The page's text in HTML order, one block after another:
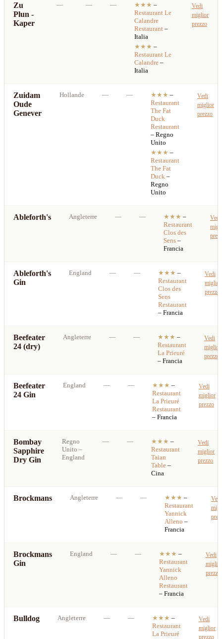
Zu
Plun -
Kaper
— — — ★★★ –
Restaurant Le
Calandre
Restaurant–
Italia
★★★ –
Restaurant Le
Calandre–
Italia
Vedi
miglior
prezzo
Zuidam
Oude
Genever
Hollande — — ★★★ –
Restaurant
The Fat
Duck
Restaurant
– Regno
Unito
★★★ –
Restaurant
The Fat
Duck –
Regno
Unito
Vedi
miglior
prezzo
Ableforth's Angleterre — — ★★★ –
Restaurant
Clos des
Sens –
Francia
Vedi
Ableforth's
Gin
England — — ★★★ –
Restaurant
Clos des
Sens
Restaurant
– Francia
Vedi
miglior
prezzo
Beefeater
24 (dry)
Angleterre — — ★★★ –
Restaurant
La Prieuré
– Francia
Vedi
miglior
prezzo
Beefeater
24 Gin
England — — ★★★ –
Restaurant
La Prieuré
Restaurant
– Francia
Vedi
miglior
prezzo
Bombay
Sapphire
Dry Gin
Regno
Unito –
England
— — ★★★ –
Restaurant
Taian
Table –
Cina
Vedi
miglior
prezzo
Brockmans Angleterre — — ★★★ –
Restaurant
Yannick
Alleno –
Francia
Vedi
Brockmans
Gin
England — — ★★★ –
Restaurant
Yannick
Alleno
Restaurant
– Francia
Vedi
miglior
prezzo
Bulldog Angleterre — — ★★★ –
Restaurant
La Prieuré
Vedi
miglior
prezzo